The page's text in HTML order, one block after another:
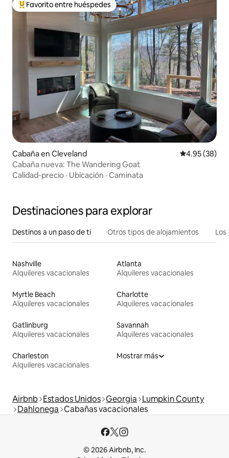
Favorito entre huéspedes preferido
Favorito entre huéspedes
Cabaña en Cleveland Calificación
4.95 (38)
Cabaña nueva: The Wandering Goat
Calidad-precio · Ubicación · Caminata
Destinaciones para explorar
Destinos a un paso de ti Otros tipos de alojamientos
Nashville
Alquileres vacacionales
Atlanta
Alquileres vacacionales
Myrtle Beach
Alquileres vacacionales
Charlotte
Alquileres vacacionales
Gatlinburg
Alquileres vacacionales
Savannah
Alquileres vacacionales
Charleston
Alquileres vacacionales
Mostrar más
Airbnb Estados Unidos Georgia Lumpkin County
Dahlonega Cabañas vacacionales
© 2026 Airbnb, Inc.